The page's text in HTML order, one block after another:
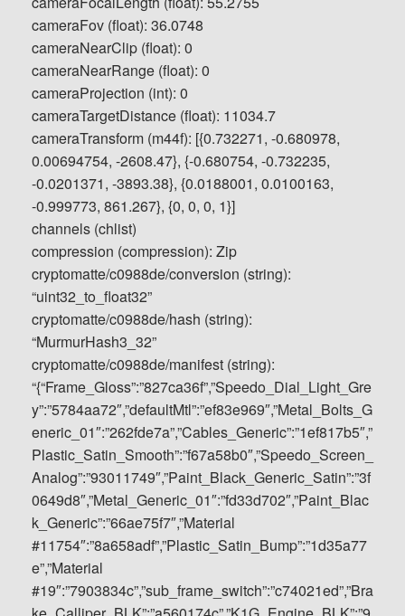
cameraFov (float): 36.0748
cameraNearClip (float): 0
cameraNearRange (float): 0
cameraProjection (int): 0
cameraTargetDistance (float): 11034.7
cameraTransform (m44f): [{0.732271, -0.680978,
0.00694754, -2608.47}, {-0.680754, -0.732235,
-0.0201371, -3893.38}, {0.0188001, 0.0100163,
-0.999773, 861.267}, {0, 0, 0, 1}]
channels (chlist)
compression (compression): Zip
cryptomatte/c0988de/conversion (string):
“uint32_to_float32”
cryptomatte/c0988de/hash (string):
“MurmurHash3_32”
cryptomatte/c0988de/manifest (string):
“{“Frame_Gloss”:”827ca36f”,”Speedo_Dial_Light_Gre
y”:”5784aa72″,”defaultMtl”:”ef83e969″,”Metal_Bolts_G
eneric_01″:”262fde7a”,”Cables_Generic”:”1ef817b5″,”
Plastic_Satin_Smooth”:”f67a58b0″,”Speedo_Screen_
Analog”:”93011749″,”Paint_Black_Generic_Satin”:”3f
0649d8″,”Metal_Generic_01″:”fd33d702″,”Paint_Blac
k_Generic”:”66ae75f7″,”Material
#11754″:”8a658adf”,”Plastic_Satin_Bump”:”1d35a77
e”,”Material
#19″:”7903834c”,”sub_frame_switch”:”c74021ed”,”Bra